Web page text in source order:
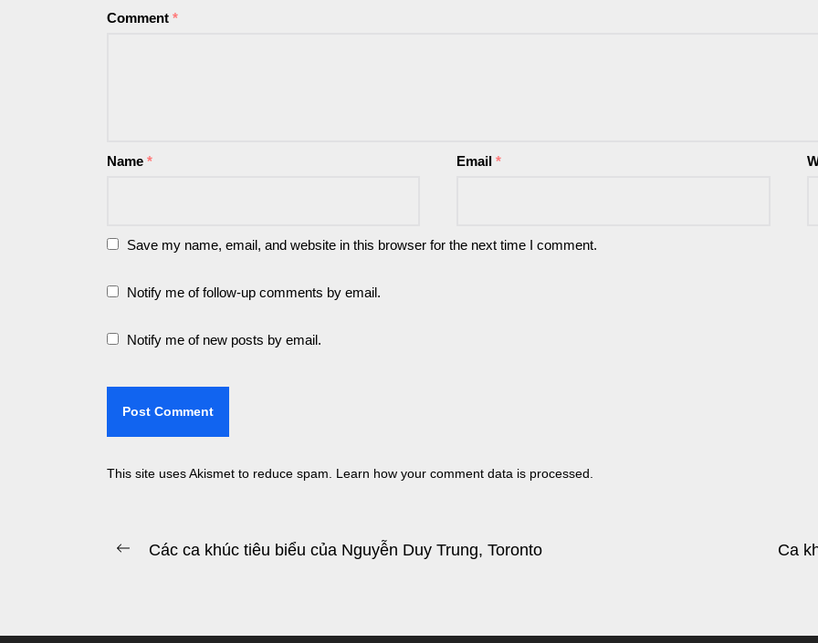
Comment *
Name * Email*
Save my name, email, and website in this browser for the next time I comment.
Notify me of follow-up comments by email.
Notify me of new posts by email.
This site uses Akismet to reduce spam. Learn how your comment data is processed.
Post
Previous
Các ca khúc tiêu biểu của Nguyễn Duy Trung, Toronto Ca